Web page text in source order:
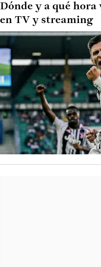
Dónde y a qué
en TV y streaming